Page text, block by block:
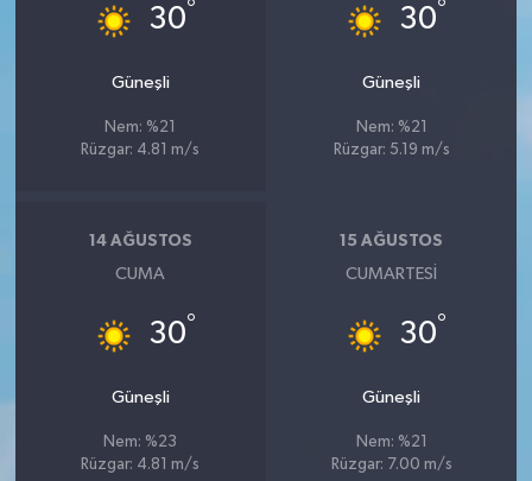
30°
Güneşli
Nem: %21
Rüzgar: 4.81 m/s
30°
Güneşli
Nem: %21
Rüzgar: 5.19 m/s
14 AĞUSTOS
CUMA
30°
Güneşli
Nem: %23
Rüzgar: 4.81 m/s
15 AĞUSTOS
CUMARTESI
30°
Güneşli
Nem: %21
Rüzgar: 7.00 m/s